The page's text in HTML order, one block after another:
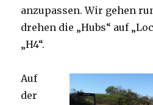
anzupassen. Wir gehen
drehen die „Hubs“ auf
„H4“.
Auf
der